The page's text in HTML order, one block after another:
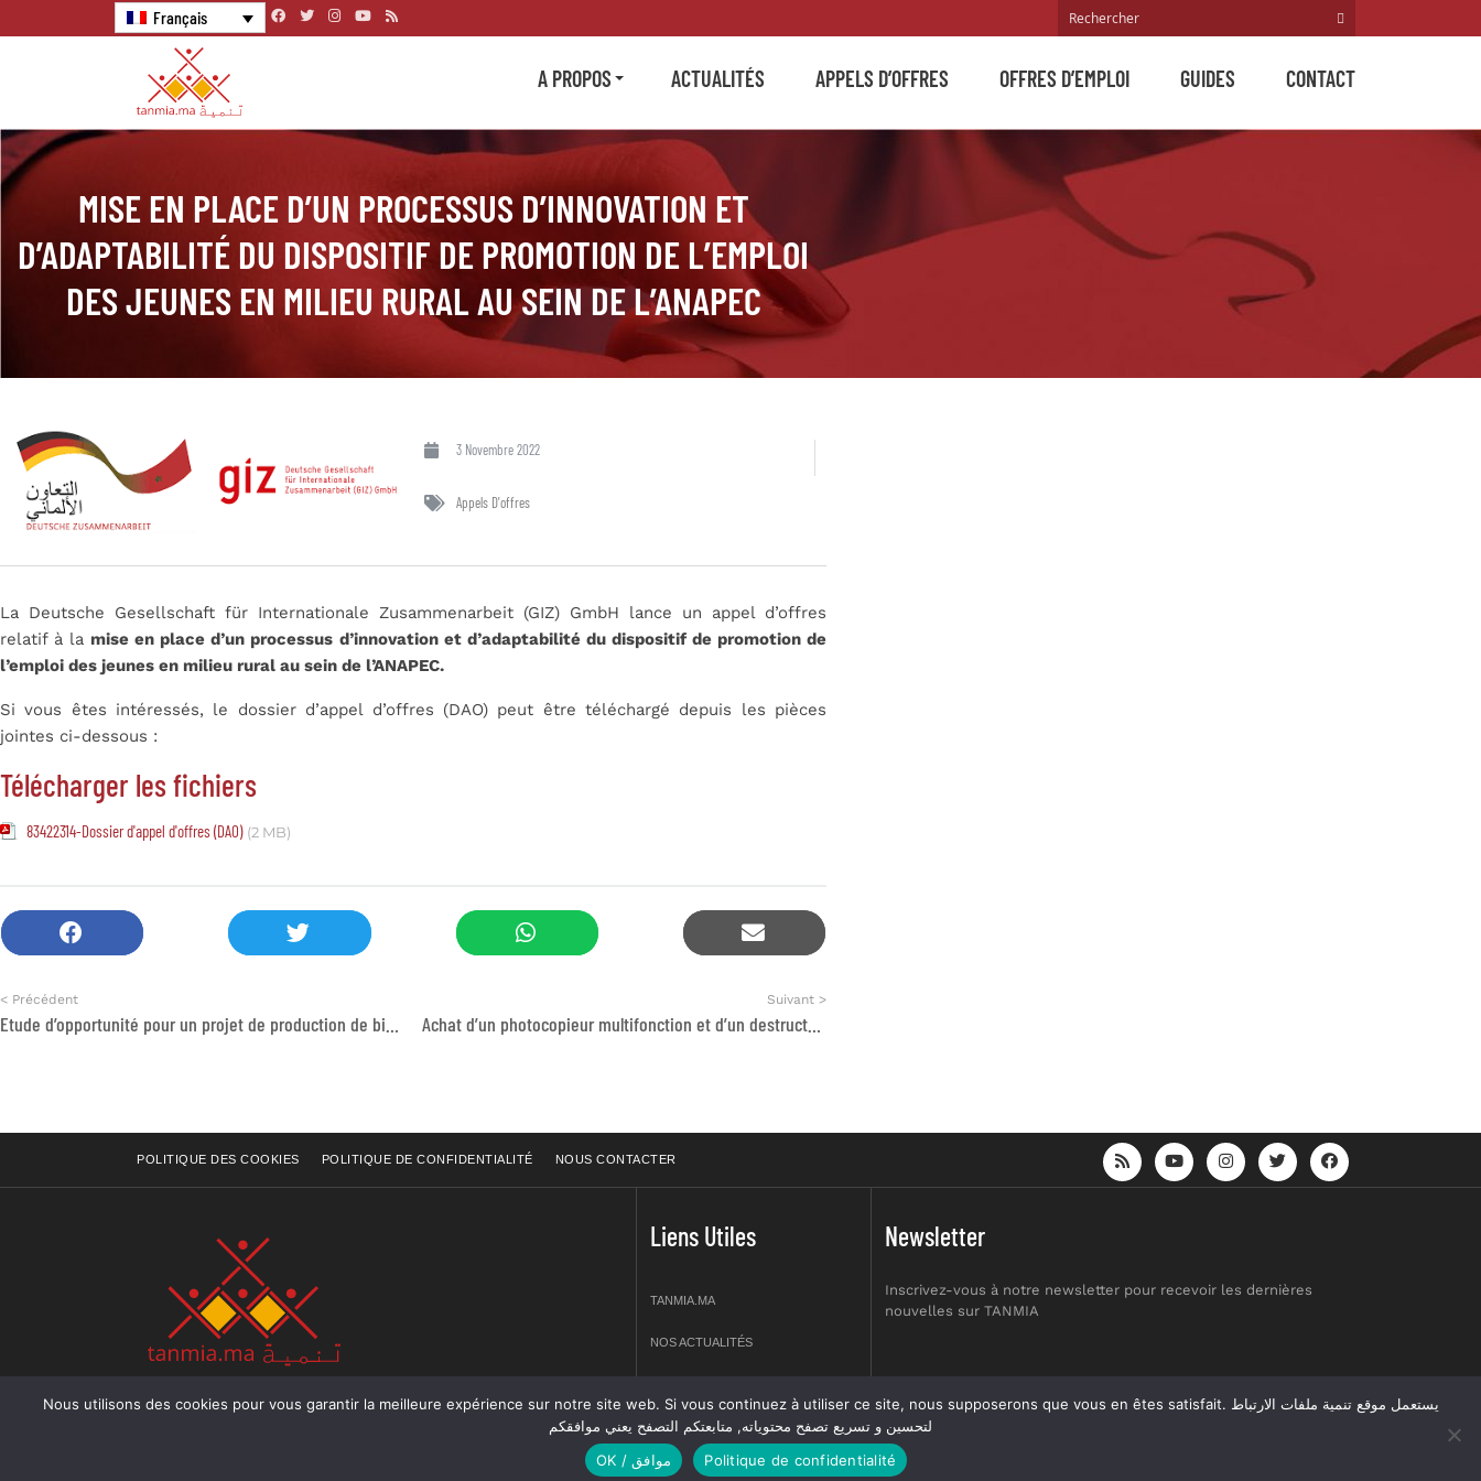
Français
A PROPOS ACTUALITÉS APPELS D’OFFRES OFFRES D’EMPLOI GUIDES CONTACT
MISE EN PLACE D’UN PROCESSUS D’INNOVATION ET
D’ADAPTABILITÉ DU DISPOSITIF DE PROMOTION DE L’EMPLOI
DES JEUNES EN MILIEU RURAL AU SEIN DE L’ANAPEC
3 Novembre 2022
Appels D'offres
La Deutsche Gesellschaft für Internationale Zusammenarbeit (GIZ) GmbH lance un appel d’offres
relatif à la mise en place d’un processus d’innovation et d’adaptabilité du dispositif de promotion de
l’emploi des jeunes en milieu rural au sein de l’ANAPEC.
Si vous êtes intéressés, le dossier d’appel d’offres (DAO) peut être téléchargé depuis les pièces
jointes ci-dessous :
Télécharger les fichiers
83422314-Dossier d'appel d'offres (DAO) (2 MB)
< Précédent Suivant >
Achat d’un photocopieur multifonction et d’un destructeur de papier
POLITIQUE DES COOKIES POLITIQUE DE CONFIDENTIALITÉ NOUS CONTACTER
Rue Raiss Achour, Résidence Badr A, ler étage, Apprt NO 2,
Liens Utiles
TANMIA.MA
NOS ACTUALITÉS
OFFRES D’EMPLOI
GUIDES
Newsletter
Inscrivez-vous à notre newsletter pour recevoir les dernières
nouvelles sur TANMIA
Nous utilisons des cookies pour vous garantir la meilleure expérience sur notre site web. Si vous continuez à utiliser ce site, nous supposerons que vous en êtes satisfait. يستعمل موقع تنمية ملفات الارتباط
لتحسين و تسريع تصفح محتوياته, متابعتكم التصفح يعني موافقكم
OK / موافق
Politique de confidentialité